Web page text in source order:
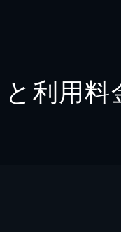
利用料